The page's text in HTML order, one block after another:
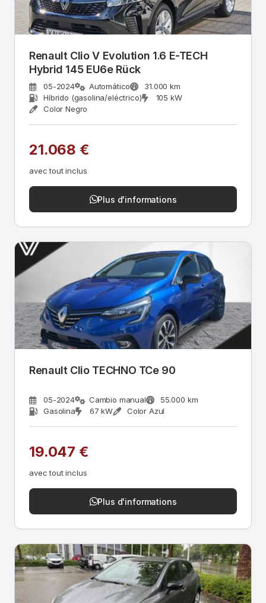
Renault Clio V Evolution 1.6 E-TECH
Hybrid 145 EU6e Rück
05-2024 Automático
31.000 km
Híbrido (gasolina/eléctrico)
105 kW
Color Negro
21.068 €
avec tout inclus
Plus d'informations
Renault Clio TECHNO TCe 90
05-2024 Cambio manual
55.000 km
Gasolina
67 kW Color Azul
19.047 €
avec tout inclus
Plus d'informations